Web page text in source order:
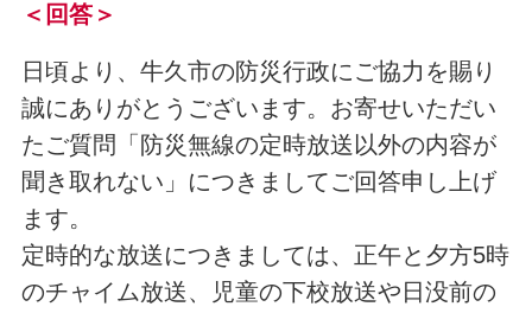
＜回答＞
日頃より、牛久市の防災行政にご協力を賜り
誠にありがとうございます。お寄せいただい
たご質問「防災無線の定時放送以外の内容が
聞き取れない」につきましてご回答申し上げ
ます。
定時的な放送につきましては、正午と夕方5時
のチャイム放送、児童の下校放送や日没前の